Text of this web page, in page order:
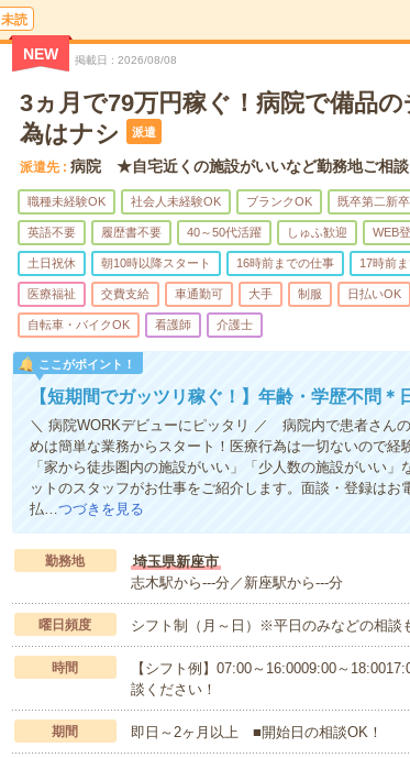
未読
NEW 掲載日 2026/08/08
3ヵ月で79万円稼ぐ！病院で備品
為はナシ
派遣
派遣先 病院 ★自宅近くの施設がいいなど勤務地ご相談
職種未経験OK 社会人未経験OK ブランクOK 既卒第二新
英語不要 履歴書不要 40～50代活躍 しゅふ歓迎 WEB
土日祝休 朝10時以降スタート 16時前までの仕事 17時前
医療福祉 交費支給 車通勤可 大手 制服 日払いOK
自転車・バイクOK 看護師 介護士
ここがポイント！
【短期間でガッツリ稼ぐ！】年齢・学歴不問＊
＼ 病院WORKデビューにピッタリ ／ 病院内で患者さん
めは簡単な業務からスタート！医療行為は一切ないので
「家から徒歩圏内の施設がいい」「少人数の施設がいい
ットのスタッフがお仕事をご紹介します。面談・登録は
払…つづきを見る
勤務地
埼玉県新座市
志木駅から---分／新座駅から---分
曜日頻度 シフト制（月～日）※平日のみなどの相
時間
【シフト例】07:00～16:0009:00～
談ください！
期間 即日～2ヶ月以上 ■開始日の相談OK！